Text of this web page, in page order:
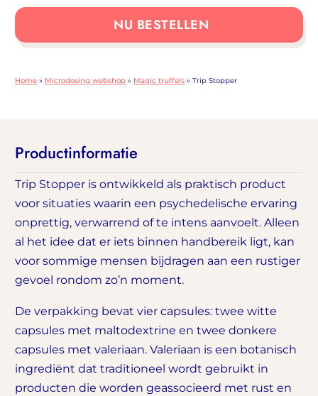
aantal
NU BESTELLEN
Home » Microdosing webshop » Magic truffels » Trip Stopper
Productinformatie
Trip Stopper is ontwikkeld als praktisch product
voor situaties waarin een psychedelische ervaring
onprettig, verwarrend of te intens aanvoelt. Alleen
al het idee dat er iets binnen handbereik ligt, kan
voor sommige mensen bijdragen aan een rustiger
gevoel rondom zo’n moment.
De verpakking bevat vier capsules: twee witte
capsules met maltodextrine en twee donkere
capsules met valeriaan. Valeriaan is een botanisch
ingrediënt dat traditioneel wordt gebruikt in
producten die worden geassocieerd met rust en